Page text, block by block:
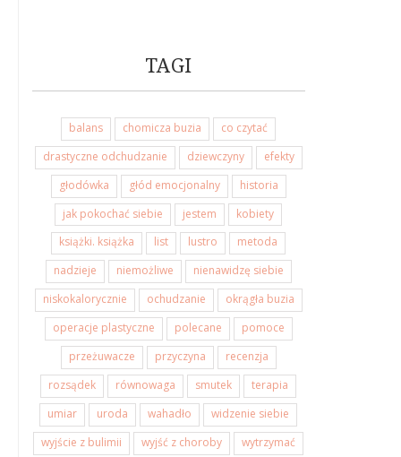
TAGI
balans chomicza buzia
co czytać
drastyczne odchudzanie
dziewczyny
efekty
głodówka
głód emocjonalny
historia
jak pokochać siebie
jestem
kobiety
książki. książka
list lustro
metoda
nadzieje
niemożliwe
nienawidzę siebie
niskokalorycznie
ochudzanie
okrągła buzia
operacje plastyczne
polecane
pomoce
przeżuwacze
przyczyna
recenzja
rozsądek
równowaga smutek
terapia
umiar
uroda wahadło
widzenie siebie
wyjście z bulimii
wyjść z choroby
wytrzymać